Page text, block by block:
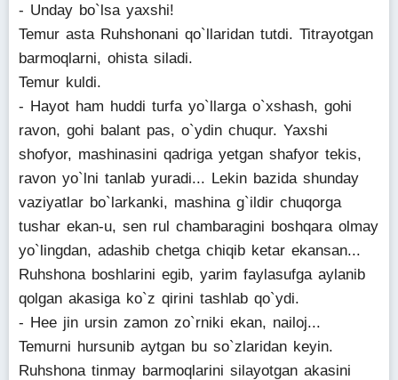
- Unday bo`lsa yaxshi!
Temur asta Ruhshonani qo`llaridan tutdi. Titrayotgan
barmoqlarni, ohista siladi.
Temur kuldi.
- Hayot ham huddi turfa yo`llarga o`xshash, gohi
ravon, gohi balant pas, o`ydin chuqur. Yaxshi
shofyor, mashinasini qadriga yetgan shafyor tekis,
ravon yo`lni tanlab yuradi... Lekin bazida shunday
vaziyatlar bo`larkanki, mashina g`ildir chuqorga
tushar ekan-u, sen rul chambaragini boshqara olmay
yo`lingdan, adashib chetga chiqib ketar ekansan...
Ruhshona boshlarini egib, yarim faylasufga aylanib
qolgan akasiga ko`z qirini tashlab qo`ydi.
- Hee jin ursin zamon zo`rniki ekan, nailoj...
Temurni hursunib aytgan bu so`zlaridan keyin.
Ruhshona tinmay barmoqlarini silayotgan akasini